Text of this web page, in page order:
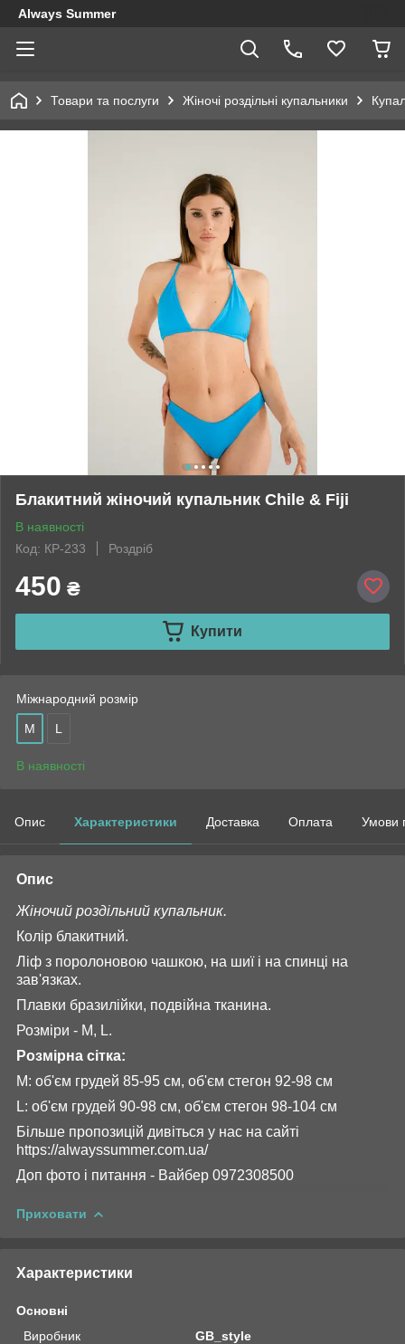
Always Summer
Товари та послуги Жіночі роздільні купальники
Блакитний жіночий купальник Chile & Fiji
В наявності
Код: КР-233
Роздріб
450 ₴
Купити
Міжнародний розмір
M L
В наявності
Опис Характеристики Доставка Оплата Умови
Опис
Жіночий роздільний купальник.
Колір блакитний.
Ліф з поролоновою чашкою, на шиї і на спинці на
зав'язках.
Плавки бразилійки, подвійна тканина.
Розміри - M, L.
Розмірна сітка:
M: об'єм грудей 85-95 см, об'єм стегон 92-98 см
L: об'єм грудей 90-98 см, об'єм стегон 98-104 см
Більше пропозицій дивіться у нас на сайті
https://alwayssummer.com.ua/
Доп фото і питання - Вайбер 0972308500
Приховати
Характеристики
Основні
Виробник
GB_style